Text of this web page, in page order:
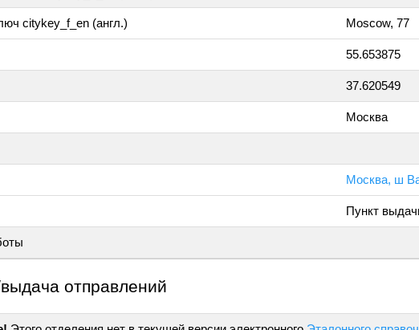
citykey_f_en (англ.) Moscow, 77
55.653875
37.620549
Москва
Москва, ш
Пункт
отправлений